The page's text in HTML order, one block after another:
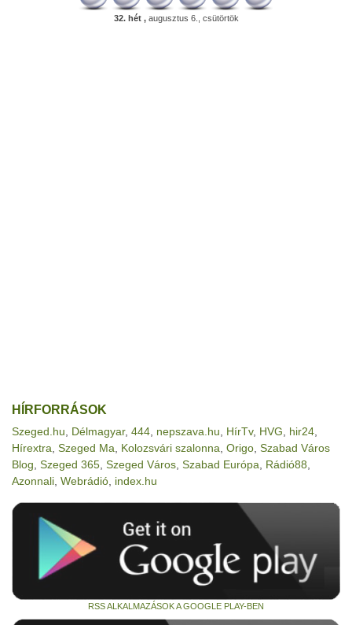
32. hét ,augusztus 6., csütörtök
HÍRFORRÁSOK
Szeged.hu Délmagyar, 444 nepszava.hu HírTv, HVG hir24
Hírextra Szeged Ma Kolozsvári szalonna Origo Szabad Város
Blog Szeged 365 Szeged Város Szabad Európa Rádió88
Azonnali Webrádió index.hu
RSS ALKALMAZÁSOK A GOOGLE PLAY-BEN